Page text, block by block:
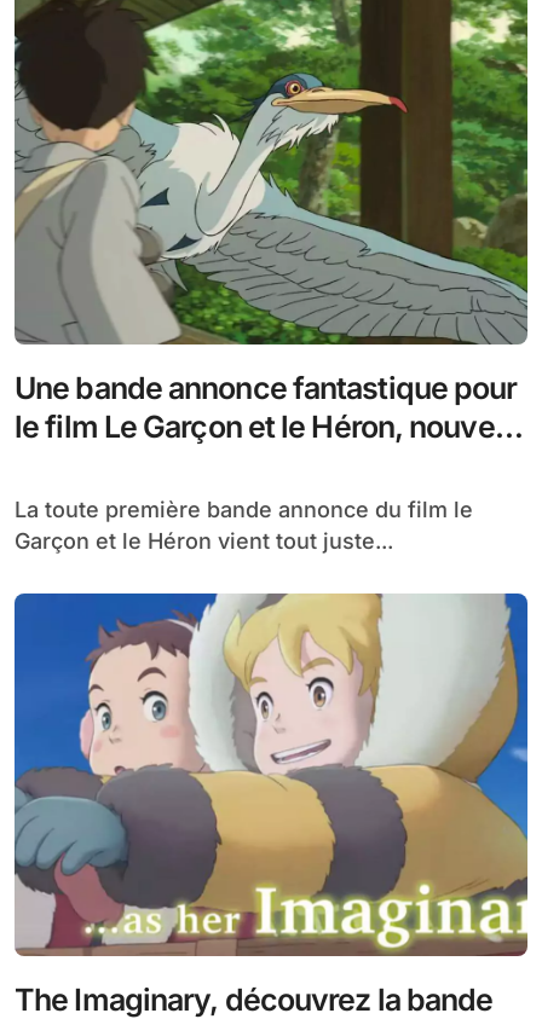
Une bande annonce fantastique pour
le film Le Garçon et le Héron, nouveau
La toute première bande annonce du film le
Garçon et le Héron vient tout juste...
The Imaginary, découvrez la bande